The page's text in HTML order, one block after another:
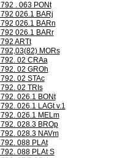
792 . 063 PONt
792 026.1 BARj
792 026.1 BARn
792 026.1 BARr
792 ARTt
792,03(82) MORs
792. 02 CRAa
792. 02 GROh
792. 02 STAc
792. 02 TRIs
792. 026.1 BONt
792. 026.1 LAGt v.1
792. 026.1 MELm
792. 028.3 BROp
792. 028.3 NAVm
792. 088 PLAt
792. 088 PLAt S